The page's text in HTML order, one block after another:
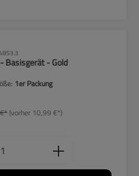
Basisgerät - Gold
1er Packung
(vorher 10,99 €*)
Gib den